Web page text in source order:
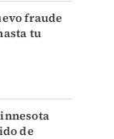
fraude
tu
de